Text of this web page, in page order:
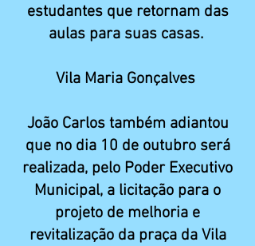
estudantes que retornam das
aulas para suas casas.
Vila Maria Gonçalves
João Carlos também adiantou
que no dia 10 de outubro será
realizada, pelo Poder Executivo
Municipal, a licitação para o
projeto de melhoria e
revitalização da praça da Vila